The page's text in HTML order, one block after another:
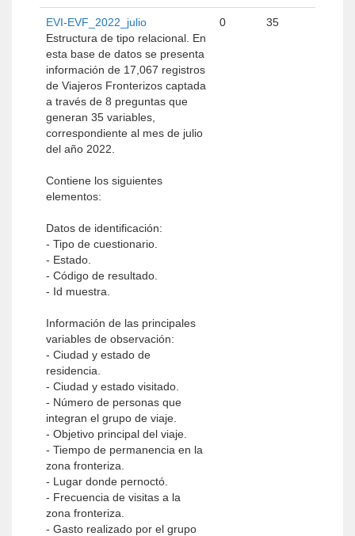
EVI-EVF_2022_julio
Estructura de tipo relacional. En
esta base de datos se presenta
información de 17,067 registros
de Viajeros Fronterizos captada
a través de 8 preguntas que
generan 35 variables,
correspondiente al mes de julio
del año 2022.
Contiene los siguientes
elementos:
Datos de identificación:
- Tipo de cuestionario.
- Estado.
- Código de resultado.
- Id muestra.
Información de las principales
variables de observación:
- Ciudad y estado de
residencia.
- Ciudad y estado visitado.
- Número de personas que
integran el grupo de viaje.
- Objetivo principal del viaje.
- Tiempo de permanencia en la
zona fronteriza.
- Lugar donde pernoctó.
- Frecuencia de visitas a la
zona fronteriza.
- Gasto realizado por el grupo
0 35